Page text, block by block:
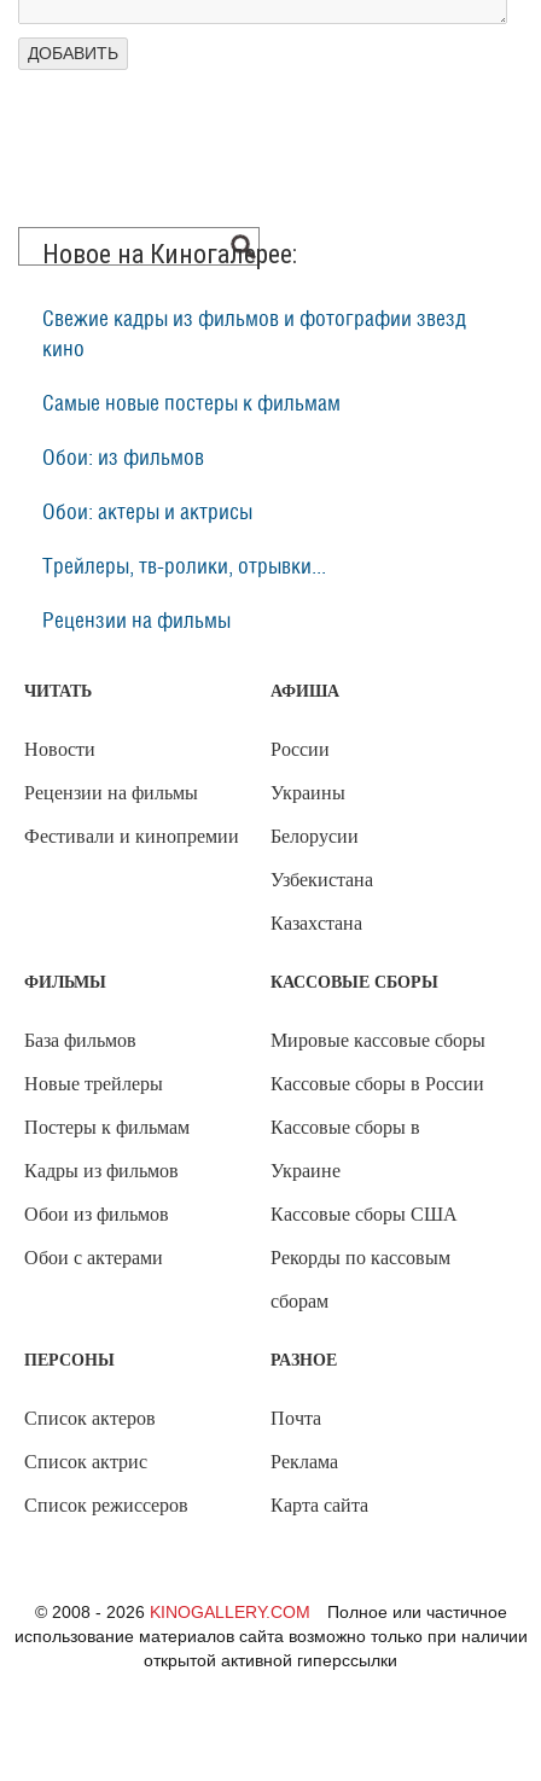
Новое на Киногалерее:
Свежие кадры из фильмов и фотографии звезд
кино
Самые новые постеры к фильмам
Обои: из фильмов
Обои: актеры и актрисы
Трейлеры, тв-ролики, отрывки...
Рецензии на фильмы
ЧИТАТЬ
Новости
Рецензии на фильмы
Фестивали и кинопремии
АФИША
России
Украины
Белорусии
Узбекистана
Казахстана
ФИЛЬМЫ
База фильмов
Новые трейлеры
Постеры к фильмам
Кадры из фильмов
Обои из фильмов
Обои с актерами
КАССОВЫЕ СБОРЫ
Мировые кассовые сборы
Кассовые сборы в России
Кассовые сборы в
Украине
Кассовые сборы США
Рекорды по кассовым
сборам
ПЕРСОНЫ
Список актеров
Список актрис
Список режиссеров
РАЗНОЕ
Почта
Реклама
Карта сайта
© 2008 - 2026 KINOGALLERY.COM
Полное или частичное
использование материалов сайта возможно только при наличии
открытой активной гиперссылки